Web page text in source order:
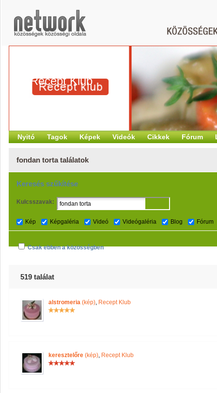
Recept Klub
Nyitó Tagok Képek Videók Cikkek Fórum
fondan torta találatok
Keresés szűkítése
Kulcsszavak:
Kép Képgaléria Videó Videógaléria Blog Fórum
Csak ebben a közösségben
519 találat
alstromeria (kép), Recept Klub
keresztelőre (kép), Recept Klub